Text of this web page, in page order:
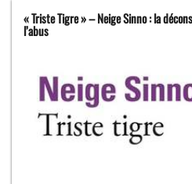
« Triste Tigre » – Neige Sinno : la
l’abus